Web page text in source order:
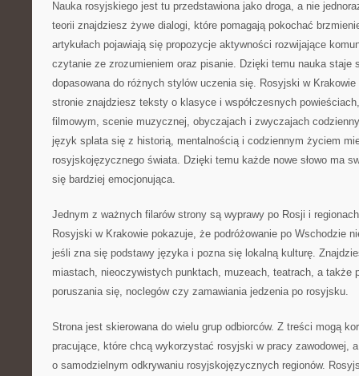
Nauka rosyjskiego jest tu przedstawiona jako droga, a nie
teorii znajdziesz żywe dialogi, które pomagają pokochać
artykułach pojawiają się propozycje aktywności rozwijające
czytanie ze zrozumieniem oraz pisanie. Dzięki temu nauka staje
dopasowana do różnych stylów uczenia się. Rosyjski w
stronie znajdziesz teksty o klasyce i współczesnych
filmowym, scenie muzycznej, obyczajach i zwyczajach
język splata się z historią, mentalnością i codziennym życiem
rosyjskojęzycznego świata. Dzięki temu każde nowe słowo ma
się bardziej emocjonująca.
Jednym z ważnych filarów strony są wyprawy po Rosji i
Rosyjski w Krakowie pokazuje, że podróżowanie po Wschodzie
jeśli zna się podstawy języka i pozna się lokalną kulturę.
miastach, nieoczywistych punktach, muzeach, teatrach, a także
poruszania się, noclegów czy zamawiania jedzenia po rosyjsku.
Strona jest skierowana do wielu grup odbiorców. Z treści mogą
pracujące, które chcą wykorzystać rosyjski w pracy zawodowej,
o samodzielnym odkrywaniu rosyjskojęzycznych regionów.